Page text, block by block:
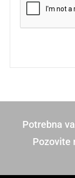
Potrebna
Pozovite